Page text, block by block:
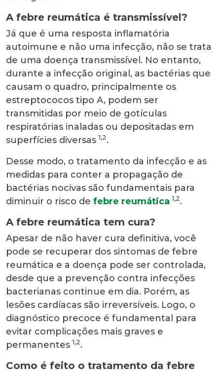
A febre reumática é transmissível?
Já que é uma resposta inflamatória
autoimune e não uma infecção, não se trata
de uma doença transmissível. No entanto,
durante a infecção original, as bactérias que
causam o quadro, principalmente os
estreptococos tipo A, podem ser
transmitidas por meio de gotículas
respiratórias inaladas ou depositadas em
superfícies diversas 1,2.
Desse modo, o tratamento da infecção e as
medidas para conter a propagação de
bactérias nocivas são fundamentais para
diminuir o risco de febre reumática 1,2.
A febre reumática tem cura?
Apesar de não haver cura definitiva, você
pode se recuperar dos sintomas de febre
reumática e a doença pode ser controlada,
desde que a prevenção contra infecções
bacterianas continue em dia. Porém, as
lesões cardíacas são irreversíveis. Logo, o
diagnóstico precoce é fundamental para
evitar complicações mais graves e
permanentes 1,2.
Como é feito o tratamento da febre